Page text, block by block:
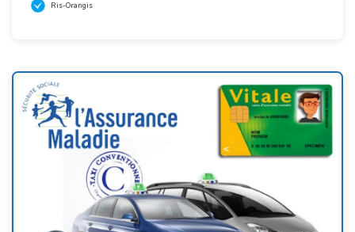
Ris-Orangis